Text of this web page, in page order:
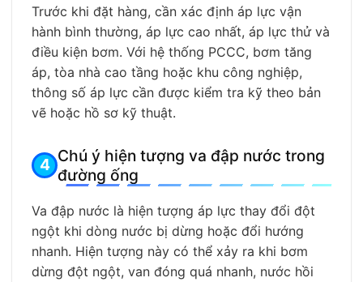
Trước khi đặt hàng, cần xác định áp lực vận
hành bình thường, áp lực cao nhất, áp lực thử và
điều kiện bơm. Với hệ thống PCCC, bơm tăng
áp, tòa nhà cao tầng hoặc khu công nghiệp,
thông số áp lực cần được kiểm tra kỹ theo bản
vẽ hoặc hồ sơ kỹ thuật.
Chú ý hiện tượng va đập nước trong
đường ống
Va đập nước là hiện tượng áp lực thay đổi đột
ngột khi dòng nước bị dừng hoặc đổi hướng
nhanh. Hiện tượng này có thể xảy ra khi bơm
dừng đột ngột, van đóng quá nhanh, nước hồi